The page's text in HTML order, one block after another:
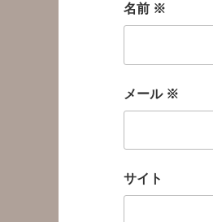
名前 ※
メール ※
サイト